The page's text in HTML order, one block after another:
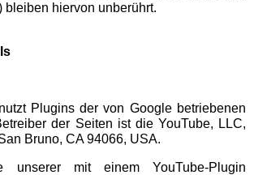
bleiben hiervon unberührt.
Plugins der von Google betriebenen
der Seiten ist die YouTube, LLC,
Bruno, CA 94066, USA.
mit einem YouTube-Plugin